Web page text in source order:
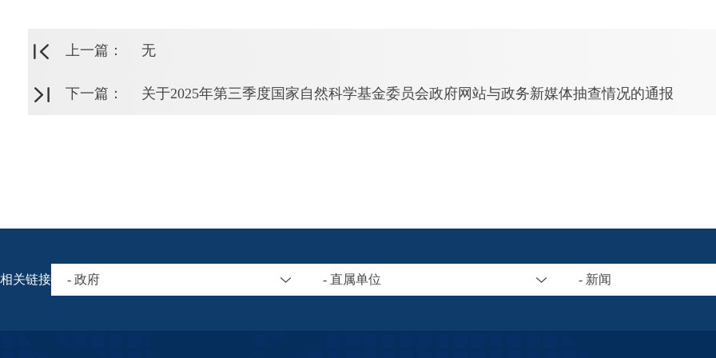
上一篇： 无
下一篇： 关于2025年第三季度国家自然科学基金委员会政府网站与政务新媒体抽查情况的通报
相关链接 - 政府 - 直属单位 - 新闻